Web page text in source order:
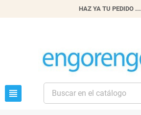
HAZ YA TU PEDIDO ...
view_headline